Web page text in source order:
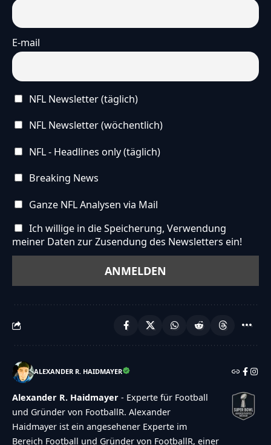
E-mail
NFL Newsletter (täglich)
NFL Newsletter (wöchentlich)
NFL - Headlines only (täglich)
Breaking News
Ganze NFL Analysen via Mail
Ich willige in die Speicherung, Verwendung
meiner Daten zur Zusendung des Newsletters ein!
ALEXANDER R. HAIDMAYER
Alexander R. Haidmayer - Experte für Football
und Gründer von FootballR. Alexander
Haidmayer ist ein angesehener Experte im
Bereich Football und Gründer von FootballR, einer